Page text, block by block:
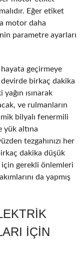
Eğer etiket
motor daha
parametre ayarları
geçirmeye
birkaç dakika
ısınarak
ve rulmanların
bilyalı fenermili
yük altına
tezgahınızı her
dakika düşük
için gerekli önlemleri
da yapmış
IÇIN